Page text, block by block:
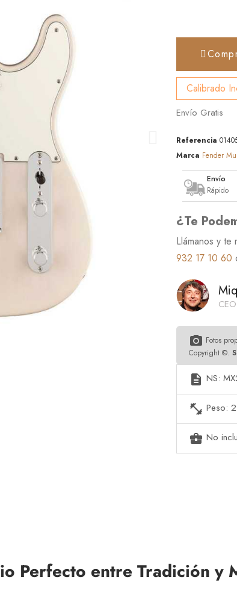
Calibrado
Envío Gratis
Referencia
Marca Fender
Envío
Rápido
¿Te
Llámanos y te
932 17 10 60
photo_camera Fotos
Copyright ©.
description NS:
fitness_center Peso:
business_center No
Perfecto entre Tradición y